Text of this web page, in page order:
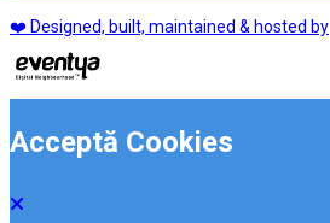
❤️ Designed, built, maintained & hosted by
Acceptă Cookies